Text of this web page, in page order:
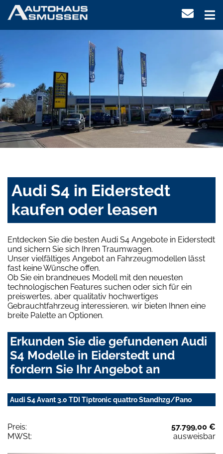
Audi S4 in Eiderstedt
kaufen oder leasen
Entdecken Sie die besten Audi S4 Angebote in Eiderstedt
und sichern Sie sich Ihren Traumwagen.
Unser vielfältiges Angebot an Fahrzeugmodellen lässt
fast keine Wünsche offen.
Ob Sie ein brandneues Modell mit den neuesten
technologischen Features suchen oder sich für ein
preiswertes, aber qualitativ hochwertiges
Gebrauchtfahrzeug interessieren, wir bieten Ihnen eine
breite Palette an Optionen.
Erkunden Sie die gefundenen Audi
S4 Modelle in Eiderstedt und
fordern Sie Ihr Angebot an
Audi S4 Avant 3.0 TDI Tiptronic quattro Standhzg/Pano
Preis:
57.799,00 €
MWSt:
ausweisbar